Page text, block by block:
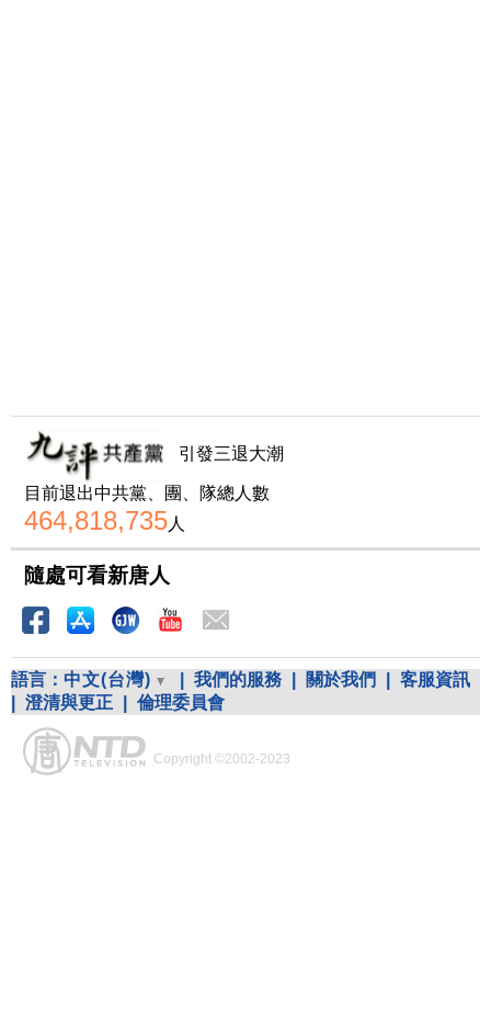
引發三退大潮
目前退出中共黨、團、隊總人數
464,818,735人
隨處可看新唐人
語言： 中文(台灣) 我們的服務 關於我們
客服資訊
澄清與更正 倫理委員會
Copyright ©2002-2023